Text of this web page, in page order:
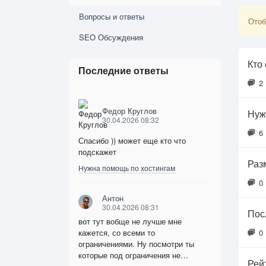
Вопросы и ответы
SEO Обсуждения
Последние ответы
Федор Круглов
30.04.2026 08:32
Спасибо )) может еще кто что
подскажет
Нужна помощь по хостингам
Антон
30.04.2026 08:31
вот тут вобще не лучше мне
кажется, со всеми то
ограничениями. Ну посмотри ты
которые под ограничения не…
2
6
0
0